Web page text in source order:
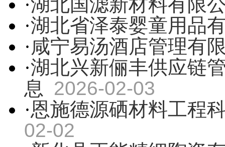
·湖北省泽泰婴童用品
·咸宁易汤酒店管理有
·湖北兴新俪丰供应链
息 2026-02-03
·恩施德源硒材料工程
02-02